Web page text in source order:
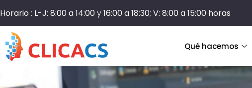
Horario : L-J: 8:00 a 14:00y16:00 a 18:30; V: 8:00 a 15:00 horas
Qué hacemos